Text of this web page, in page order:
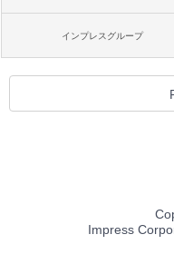
インプレスグループ
Impress